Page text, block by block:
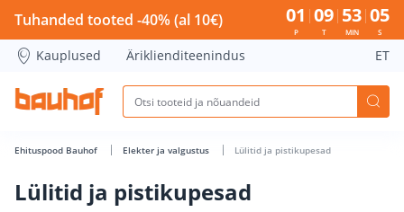
Lülitid ja pistikupesad - Bauhof has loaded
Tuhanded tooted -40% (al 10€) 01
P
09
T
53
MIN
04
S
Kauplused Äriklienditeenindus ET
Ehituspood Bauhof Elekter ja valgustus Lülitid ja pistikupesad
Lülitid ja pistikupesad